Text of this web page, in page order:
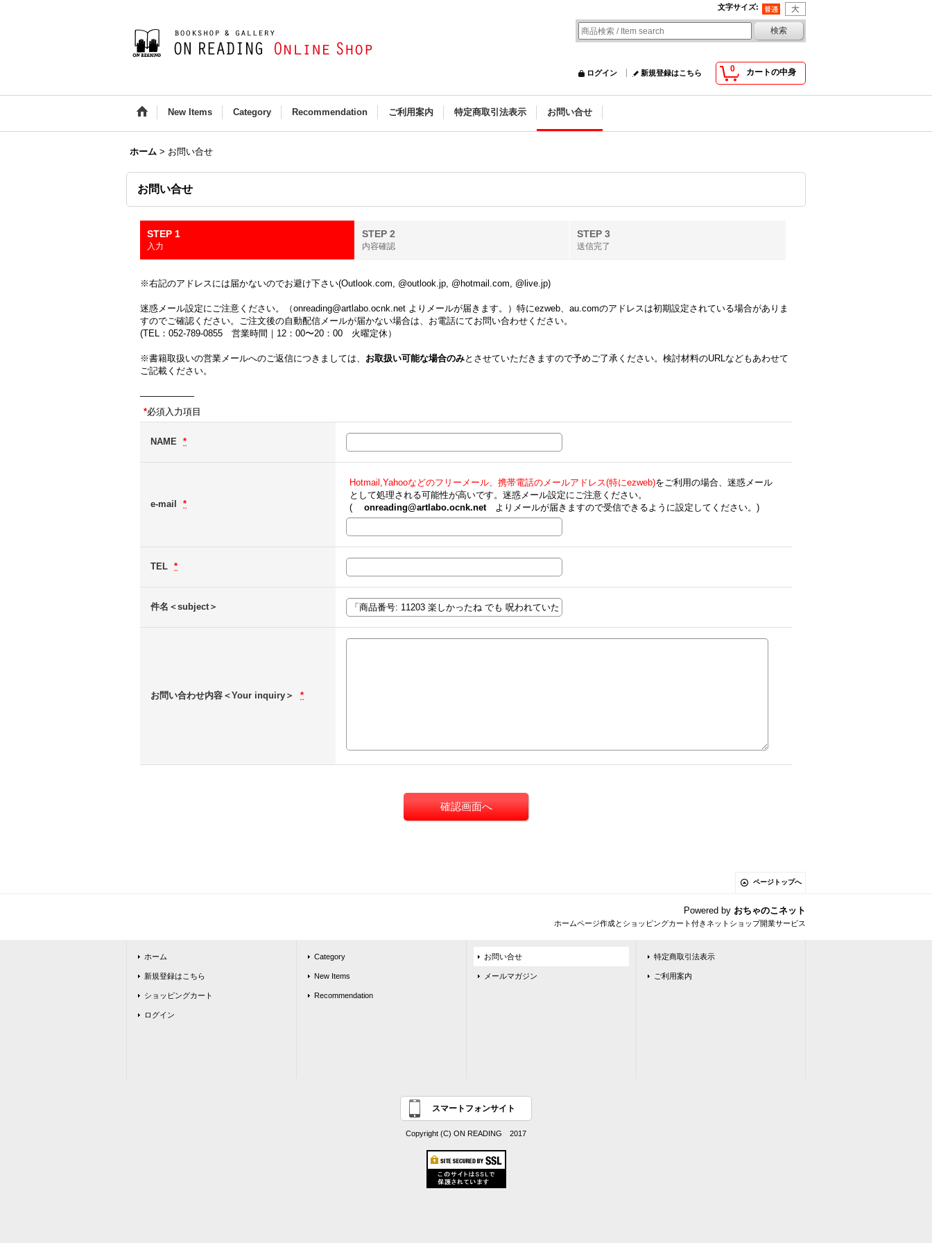
文字サイズ:
0 カートの中身
ログイン 新規登録はこちら
New Items Category Recommendation ご利用案内 特定商取引法表示 お問い合せ
ホーム > お問い合せ
お問い合せ
STEP 1
入力
STEP 2
内容確認
STEP 3
送信完了
※右記のアドレスには届かないのでお避け下さい(Outlook.com, @outlook.jp, @hotmail.com, @live.jp)
迷惑メール設定にご注意ください。（onreading@artlabo.ocnk.net よりメールが届きます。）特にezweb、au.comのアドレスは初期設定されている場合がありま
すのでご確認ください。ご注文後の自動配信メールが届かない場合は、お電話にてお問い合わせください。
(TEL：052-789-0855 営業時間｜12：00〜20：00 火曜定休）
※書籍取扱いの営業メールへのご返信につきましては、 お取扱い可能な場合のみとさせていただきますので予めご了承ください。検討材料のURLなどもあわせて
ご記載ください。
――――――
*必須入力項目
NAME *
e-mail *
Hotmail,Yahooなどのフリーメール、携帯電話のメールアドレス(特にezweb)をご利用の場合、迷惑メール
として処理される可能性が高いです。迷惑メール設定にご注意ください。
( onreading@artlabo.ocnk.netよりメールが届きますので受信できるように設定してください。)
TEL *
件名＜subject＞
お問い合わせ内容＜Your inquiry＞ *
ページトップへ
Powered by おちゃのこネット
ホームページ作成とショッピングカート付きネットショップ開業サービス
ホーム
新規登録はこちら
ショッピングカート
ログイン
Category
New Items
Recommendation
お問い合せ
メールマガジン
特定商取引法表示
ご利用案内
スマートフォンサイト
Copyright (C) ON READING 2017